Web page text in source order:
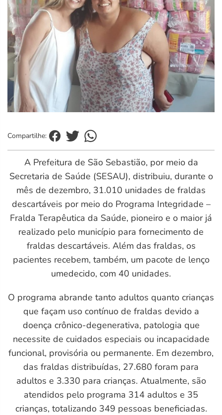
Compartilhe:
A Prefeitura de São Sebastião, por meio da
Secretaria de Saúde (SESAU), distribuiu, durante o
mês de dezembro, 31.010 unidades de fraldas
descartáveis por meio do Programa Integridade –
Fralda Terapêutica da Saúde, pioneiro e o maior já
realizado pelo município para fornecimento de
fraldas descartáveis. Além das fraldas, os
pacientes recebem, também, um pacote de lenço
umedecido, com 40 unidades.
O programa abrande tanto adultos quanto crianças
que façam uso contínuo de fraldas devido a
doença crônico-degenerativa, patologia que
necessite de cuidados especiais ou incapacidade
funcional, provisória ou permanente. Em dezembro,
das fraldas distribuídas, 27.680 foram para
adultos e 3.330 para crianças. Atualmente, são
atendidos pelo programa 314 adultos e 35
crianças, totalizando 349 pessoas beneficiadas.